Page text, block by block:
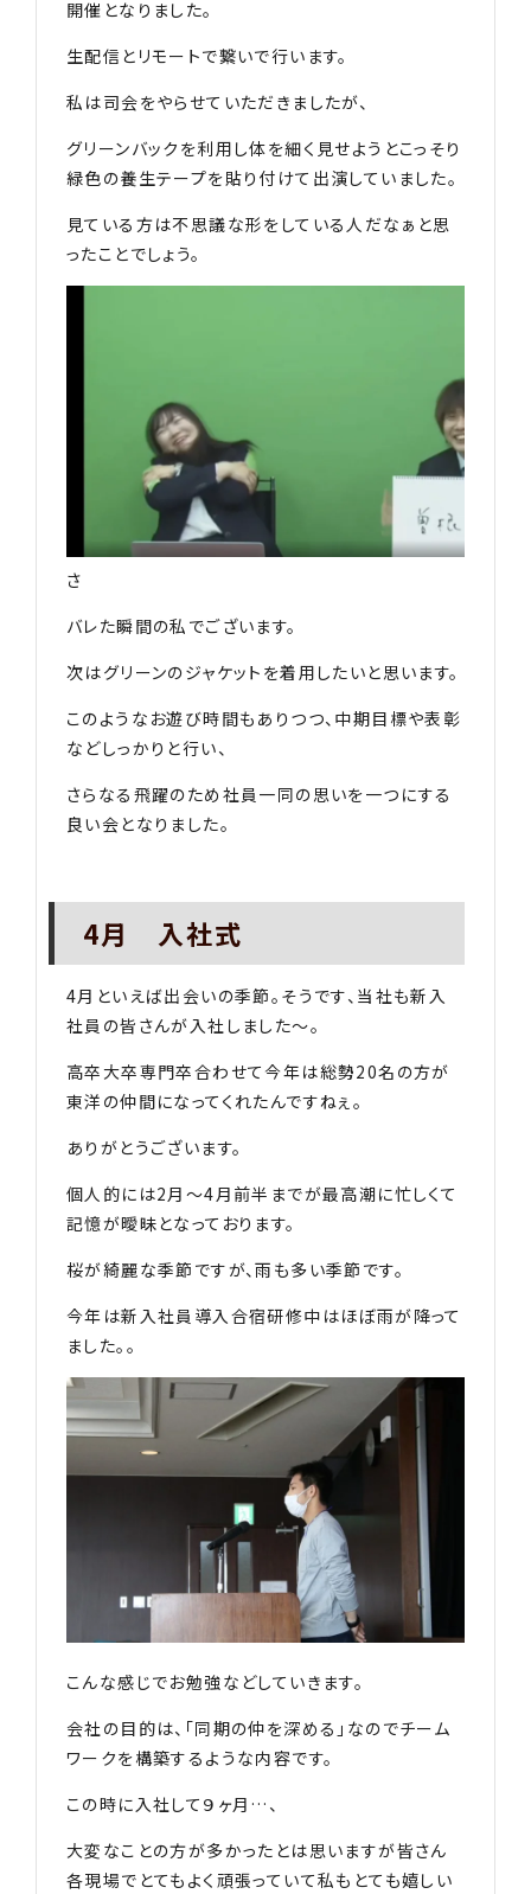
開催となりました。
生配信とリモートで繋いで行います。
私は司会をやらせていただきましたが、
グリーンバックを利用し体を細く見せようとこっそり
緑色の養生テープを貼り付けて出演していました。
見ている方は不思議な形をしている人だなぁと思
ったことでしょう。
さ
バレた瞬間の私でございます。
次はグリーンのジャケットを着用したいと思います。
このようなお遊び時間もありつつ、中期目標や表彰
などしっかりと行い、
さらなる飛躍のため社員一同の思いを一つにする
良い会となりました。
4月 入社式
4月といえば出会いの季節。そうです、当社も新入
社員の皆さんが入社しました〜。
高卒大卒専門卒合わせて今年は総勢20名の方が
東洋の仲間になってくれたんですねぇ。
ありがとうございます。
個人的には2月〜4月前半までが最高潮に忙しくて
記憶が曖昧となっております。
桜が綺麗な季節ですが、雨も多い季節です。
今年は新入社員導入合宿研修中はほぼ雨が降って
ました。。
こんな感じでお勉強などしていきます。
会社の目的は、「同期の仲を深める」なのでチーム
ワークを構築するような内容です。
この時に入社して９ヶ月…、
大変なことの方が多かったとは思いますが皆さん
各現場でとてもよく頑張っていて私もとても嬉しい